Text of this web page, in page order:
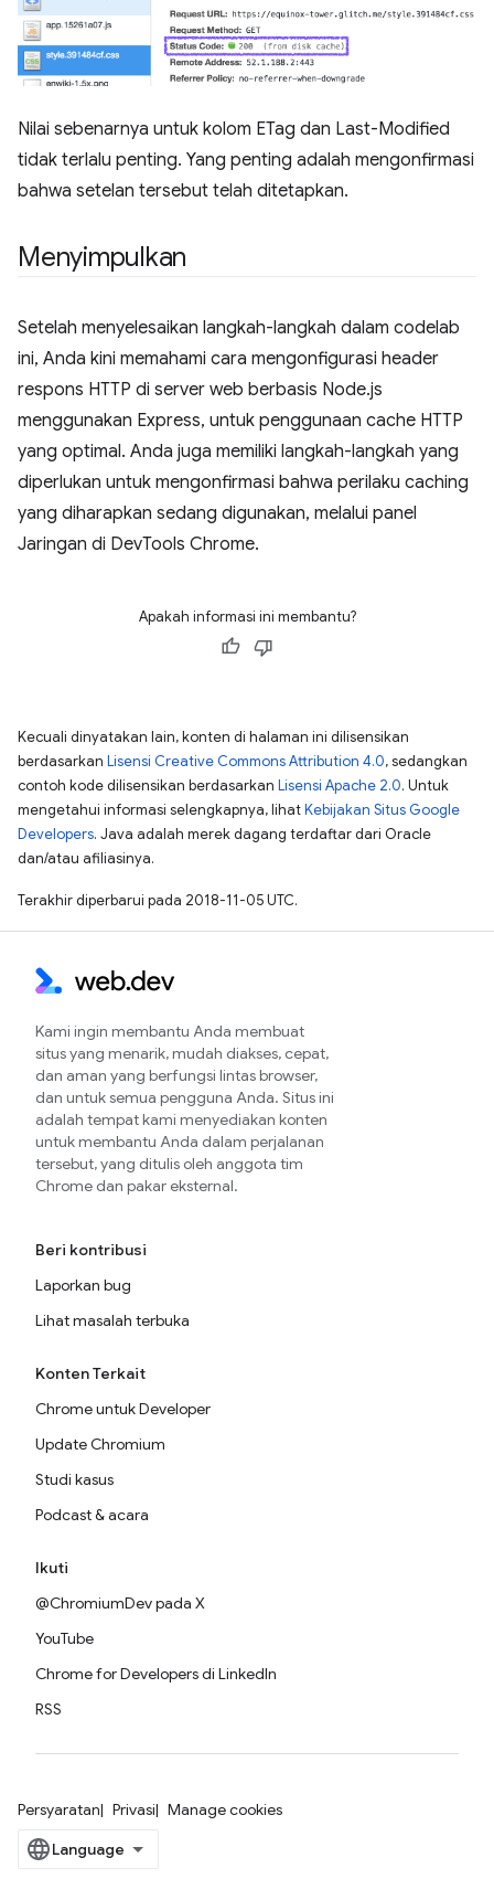
Nilai sebenarnya untuk kolom ETag dan Last-Modified
tidak terlalu penting. Yang penting adalah mengonfirmasi
bahwa setelan tersebut telah ditetapkan.
Menyimpulkan
Setelah menyelesaikan langkah-langkah dalam codelab
ini, Anda kini memahami cara mengonfigurasi header
respons HTTP di server web berbasis Node.js
menggunakan Express, untuk penggunaan cache HTTP
yang optimal. Anda juga memiliki langkah-langkah yang
diperlukan untuk mengonfirmasi bahwa perilaku caching
yang diharapkan sedang digunakan, melalui panel
Jaringan di DevTools Chrome.
Apakah informasi ini membantu?
Kecuali dinyatakan lain, konten di halaman ini dilisensikan
berdasarkan Lisensi Creative Commons Attribution 4.0, sedangkan
contoh kode dilisensikan berdasarkan Lisensi Apache 2.0. Untuk
mengetahui informasi selengkapnya, lihatKebijakan Situs Google
Developers. Java adalah merek dagang terdaftar dari Oracle
dan/atau afiliasinya.
Terakhir diperbarui pada 2018-11-05 UTC.
Kami ingin membantu Anda membuat
situs yang menarik, mudah diakses, cepat,
dan aman yang berfungsi lintas browser,
dan untuk semua pengguna Anda. Situs ini
adalah tempat kami menyediakan konten
untuk membantu Anda dalam perjalanan
tersebut, yang ditulis oleh anggota tim
Chrome dan pakar eksternal.
Beri kontribusi
Laporkan bug
Lihat masalah terbuka
Konten Terkait
Chrome untuk Developer
Update Chromium
Studi kasus
Podcast & acara
Ikuti
@ChromiumDev pada X
YouTube
Chrome for Developers di LinkedIn
RSS
Persyaratan Privasi Manage cookies